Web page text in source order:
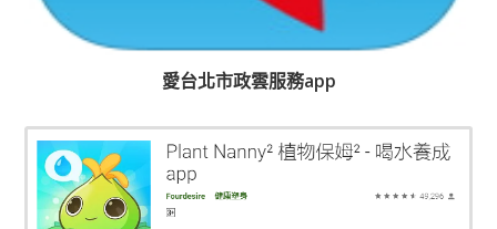
愛台北市政雲服務app